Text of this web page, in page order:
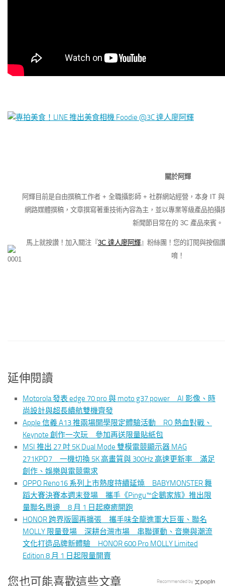
關於阿輝
阿輝目前是自由撰稿工作者 + 全職攝影師 + 社群網站經營，本身 IT
網路媒體撰稿，文章撰寫著重技術內容為主，並以專業等級產品拍攝
新聞節目常在的 3C 產品來賓。
馬上就按讚！加入關注『3C 達人廖阿輝』粉絲團！您的訂閱與按個
唷！
延伸閱讀
Motorola 發表 edge 70 pro 與 moto g37 power AI 影像、時
尚設計與超長續航雙機齊發
Apple 信義 A13 推兩場開學限定體驗活動 RO 熱血對戰、
Keynote 創作一次玩 參加再送限量貼紙包
MSI 推出 27 吋 5K Dual Mode 雙模電競顯示器 MAG
271KPD7 一機切換 5K 高畫質與 300Hz 高速更新率 滿足
創作、娛樂與電競需求
OPPO Reno16 系列上市熱度持續延燒 BABYMONSTER 舞
蹈大賽決賽本週末登場 攜手《Pingu™企鵝家族》推出限
量聯名周邊 8 月 1 日起療癒開跑
HONOR 跨界版圖再擴張 攜手味全龍進軍大巨蛋、聯名
MOLLY 限量登場 深耕台灣市場 串聯運動、音樂與潮流
文化打造品牌新體驗 HONOR 600 Pro MOLLY Limited
Edition 8 月 1 日起限量開賣
您也可能喜歡這些文章 Recommended by